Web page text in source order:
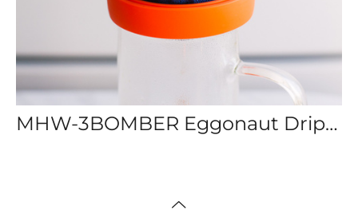
MHW-3BOMBER Eggonaut Dripper